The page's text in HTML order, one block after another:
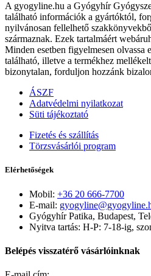
A gyogyline.hu a Gyógyhír
található információk a gyártóktól,
nyilvánosan fellelhető
származnak. Ezek tartalmáért
Minden esetben figyelmesen olvassa
található, illetve a termékhez
bizonytalan, forduljon hozzánk
ÁSZF
Adatvédelmi nyilatkozat
Süti tájékoztató
Fizetés és szállítás
Törzsvásárlói program
Elérhetőségek
Mobil: +36 20 666-7700
E-mail:
Gyógyhír Patika, Budapest,
Nyitva tartás: H-P: 7-18-ig,
Belépés visszatérő vásárlóinknak